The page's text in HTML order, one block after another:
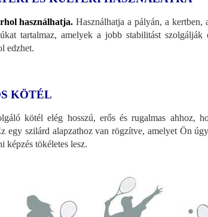
használhatja. Használhatja a pályán, a kertben,
tartalmaz, amelyek a jobb stabilitást
edzhet.
KÖTÉL
kötél elég hosszú, erős és rugalmas ahhoz,
egy szilárd alapzathoz van rögzítve, amelyet Ön
képzés tökéletes lesz.